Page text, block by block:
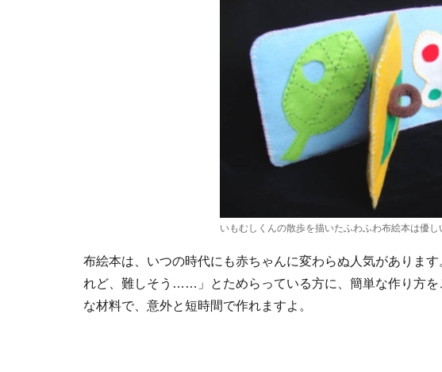
いもむしくんの散歩を描いたふわふわ布絵本は優
布絵本は、いつの時代にも赤ちゃんに変わらぬ人気がありま
れど、難しそう……」とためらっている方に、簡単な作り方
な材料で、意外と短時間で作れますよ。